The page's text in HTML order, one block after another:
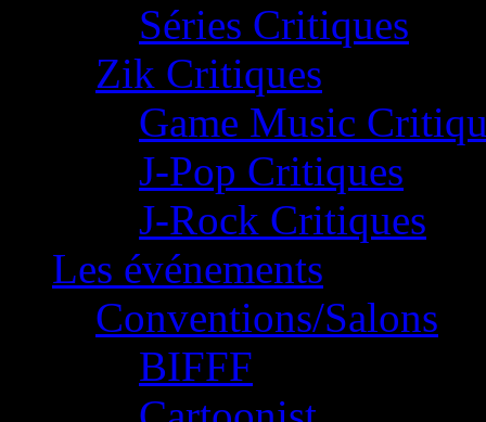
Séries Critiques
Zik Critiques
Game Music
J-Pop Critiques
J-Rock Critiques
Les événements
Conventions/Salons
BIFFF